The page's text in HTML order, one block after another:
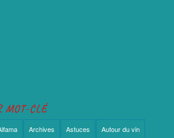
MOT-CLÉ
Archives Astuces Autour du vin